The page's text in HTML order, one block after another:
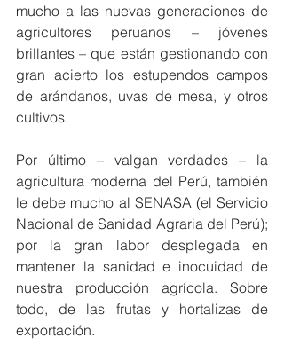
mucho a las nuevas generaciones de
agricultores peruanos – jóvenes
brillantes – que están gestionando con
gran acierto los estupendos campos
de arándanos, uvas de mesa, y otros
cultivos.
Por último – valgan verdades – la
agricultura moderna del Perú, también
le debe mucho al SENASA (el Servicio
Nacional de Sanidad Agraria del Perú);
por la gran labor desplegada en
mantener la sanidad e inocuidad de
nuestra producción agrícola. Sobre
todo, de las frutas y hortalizas de
exportación.